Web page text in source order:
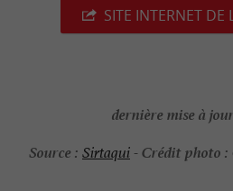
SITE INTERNET DE
dernière mise à
Source : Sirtaqui-Crédit photo :